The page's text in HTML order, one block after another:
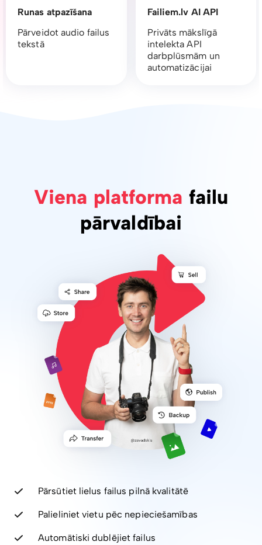
Runas atpazīšana
Pārveidot audio failus
tekstā
Failiem.lv AI API
Privāts mākslīgā
intelekta API
darbplūsmām un
automatizācijai
Viena platforma failu
pārvaldībai
Pārsūtiet lielus failus pilnā kvalitātē
Palieliniet vietu pēc nepieciešamības
Automātiski dublējiet failus